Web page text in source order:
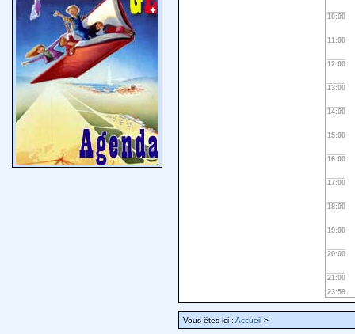
10:00
11:00
12:00
13:00
14:00
15:00
16:00
17:00
18:00
19:00
20:00
21:00
23:59
Vous êtes ici : Accueil >